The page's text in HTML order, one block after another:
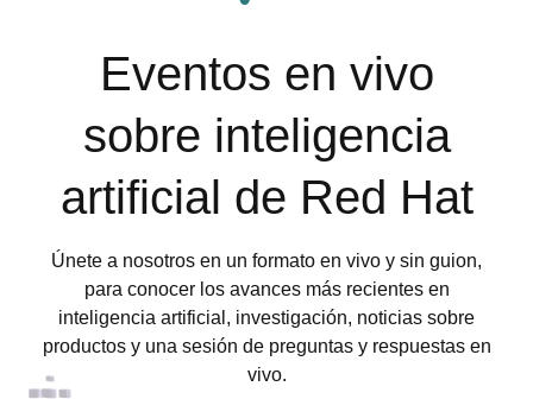
Eventos en vivo
sobre inteligencia
artificial de Red Hat
Únete a nosotros en un formato en vivo y sin guion,
para conocer los avances más recientes en
inteligencia artificial, investigación, noticias sobre
productos y una sesión de preguntas y respuestas en
vivo.